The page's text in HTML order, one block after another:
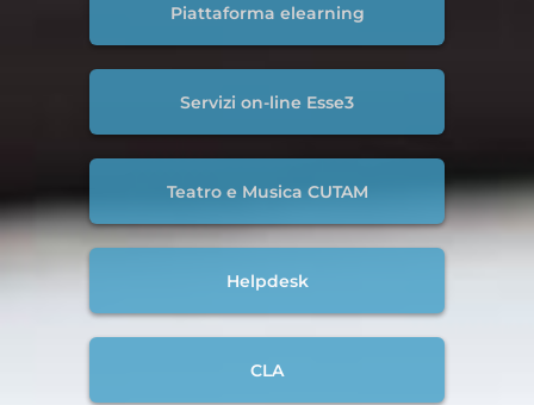
Piattaforma elearning
Servizi on-line Esse3
Teatro e Musica CUTAM
Helpdesk
CLA